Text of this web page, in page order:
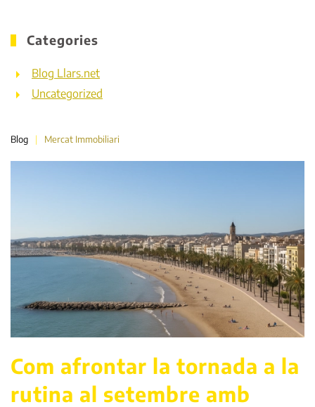
Categories
Blog Llars.net
Uncategorized
Blog Mercat Immobiliari
Com afrontar la tornada a la
rutina al setembre amb